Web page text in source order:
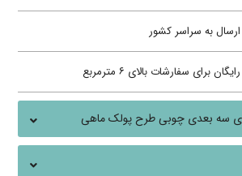
ارسال به سراسر کشور
رایگان برای سفارشات بالای ۶ مترمربع
سه بعدی چوبی طرح پولک ماهی